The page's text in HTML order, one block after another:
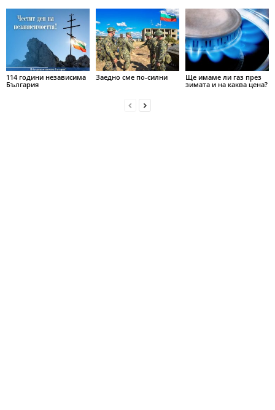
114 години независима
България
Заедно сме по-силни
Ще имаме ли газ през
зимата и на каква цена?